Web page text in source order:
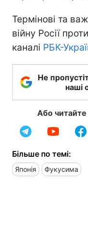
Термінові та
війну Росії
каналі РБК-
Не
наші
Або читайте
Більше по темі:
Японія Фукусима